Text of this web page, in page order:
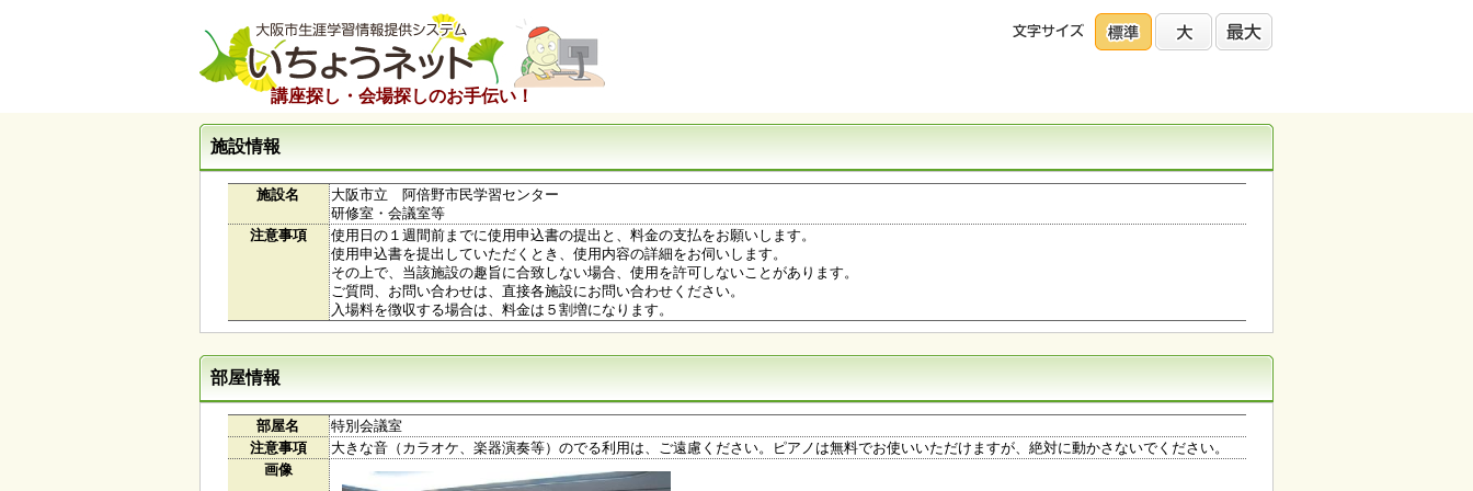
講座探し・会場探しのお手伝い！
施設情報
施設名
大阪市立 阿倍野市民学習センター
研修室・会議室等
注意事項
使用日の１週間前までに使用申込書の提出と、料金の支払をお願いします。
使用申込書を提出していただくとき、使用内容の詳細をお伺いします。
その上で、当該施設の趣旨に合致しない場合、使用を許可しないことがあります。
ご質問、お問い合わせは、直接各施設にお問い合わせください。
入場料を徴収する場合は、料金は５割増になります。
部屋情報
部屋名
特別会議室
注意事項
大きな音（カラオケ、楽器演奏等）のでる利用は、ご遠慮ください。ピアノは無料でお使いいただけますが、絶対に動かさないでください。
画像